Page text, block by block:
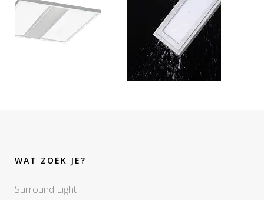
WAT ZOEK JE?
Surround Light